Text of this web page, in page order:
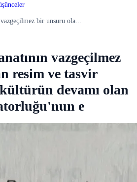
bir unsuru ola...
vazgeçilmez
resim ve tasvir
devamı olan
e